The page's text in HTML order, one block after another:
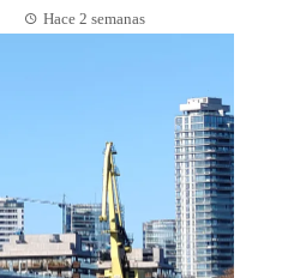
Hace 2 semanas